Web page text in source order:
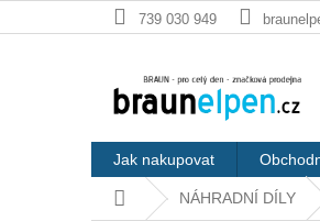
na
739 030 949
Jak nakupovat
Domů NÁHRADNÍ DÍLY